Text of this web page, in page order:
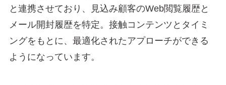
と連携させており、見込み顧客のWeb閲覧履歴と
メール開封履歴を特定。接触コンテンツとタイミ
ングをもとに、最適化されたアプローチができる
ようになっています。